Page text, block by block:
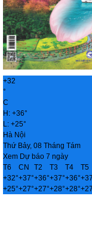
+32
°
C
H: +36°
L: +25°
Hà Nội
Thứ Bảy, 08 Tháng Tám
Xem Dự báo 7 ngày
T6
CN T2 T3 T4
T5
+32°+37°+36°+37°+36°+
+25°+27°+27°+28°+28°+